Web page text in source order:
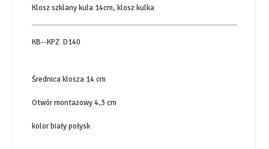
Klosz szklany kula 14cm, klosz kulka
KB--KPZ D140
Średnica klosza 14 cm
Otwór montażowy 4,3 cm
kolor biały połysk